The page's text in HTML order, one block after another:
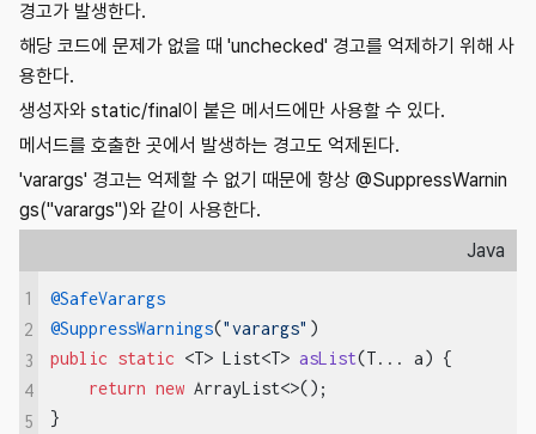
경고가 발생한다.
해당 코드에 문제가 없을 때 'unchecked' 경고를 억제하기 위해 사
용한다.
생성자와 static/final이 붙은 메서드에만 사용할 수 있다.
메서드를 호출한 곳에서 발생하는 경고도 억제된다.
'varargs' 경고는 억제할 수 없기 때문에 항상 @SuppressWarnin
gs("varargs")와 같이 사용한다.
Java
1
2
3
4
5
@SafeVarargs
@SuppressWarnings("varargs"
public static <T> List<T> asList(T... a) {
return new ArrayList<>();
}